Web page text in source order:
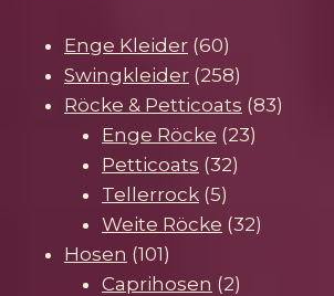
Enge Kleider 6060
Produkte
Swingkleider 258258
Produkte
Röcke & Petticoats 8383
Enge Röcke 2323
Petticoats 3232
Tellerrock 55
Produkte
Weite Röcke 3232
Hosen 101101
Produkte
Caprihosen 22